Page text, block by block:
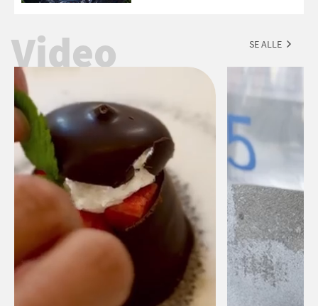
Video SE ALLE